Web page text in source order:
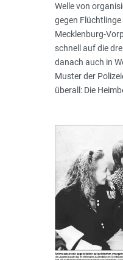
Welle von
gegen
Mecklenburg-
schnell auf die
danach auch in
Muster der
überall: Die